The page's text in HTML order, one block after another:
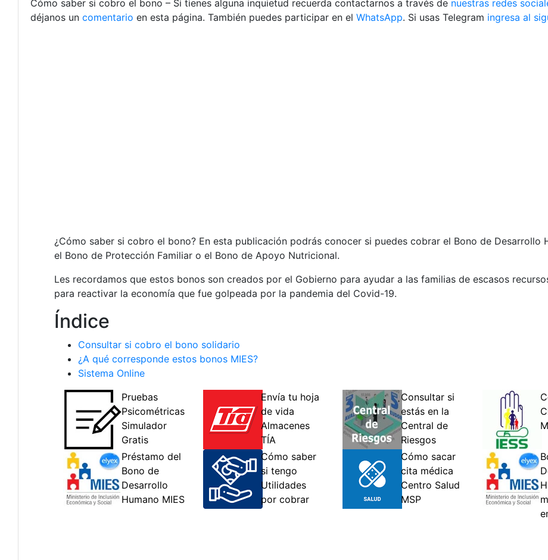
Cómo saber si cobro el bono – Si tienes alguna inquietud recuerda contactarnos a través de nuestras redes
déjanos un comentario en esta página. También puedes participar en el WhatsApp. Si usas Telegram ingresa al
¿Cómo saber si cobro el bono? En esta publicación podrás conocer si puedes cobrar el Bono de Desarrollo
el Bono de Protección Familiar o el Bono de Apoyo Nutricional.
Les recordamos que estos bonos son creados por el Gobierno para ayudar a las familias de escasos
para reactivar la economía que fue golpeada por la pandemia del Covid-19.
Índice
Consultar si cobro el bono solidario
¿A qué corresponde estos bonos MIES?
Sistema Online